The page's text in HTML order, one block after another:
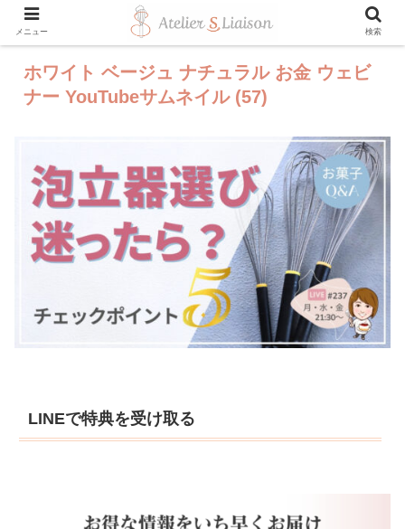
ホワイト ベージュ ナチュラル お金 ウェビ
ナー YouTubeサムネイル (57)
LINEで特典を受け取る
メニュー 検索